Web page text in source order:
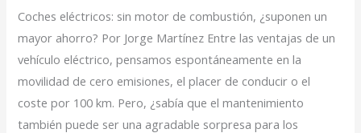
Coches eléctricos: sin motor de combustión, ¿suponen un
mayor ahorro? Por Jorge Martínez Entre las ventajas de un
vehículo eléctrico, pensamos espontáneamente en la
movilidad de cero emisiones, el placer de conducir o el
coste por 100 km. Pero, ¿sabía que el mantenimiento
también puede ser una agradable sorpresa para los